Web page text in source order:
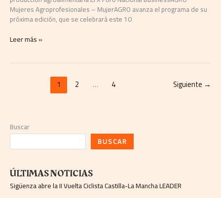
Mujeres Agroprofesionales – MujerAGRO avanza el programa de su
próxima edición, que se celebrará este 10
Leer más »
1 2 … 4 Siguiente →
Buscar
BUSCAR
ÚLTIMAS NOTICIAS
Sigüenza abre la II Vuelta Ciclista Castilla-La Mancha LEADER